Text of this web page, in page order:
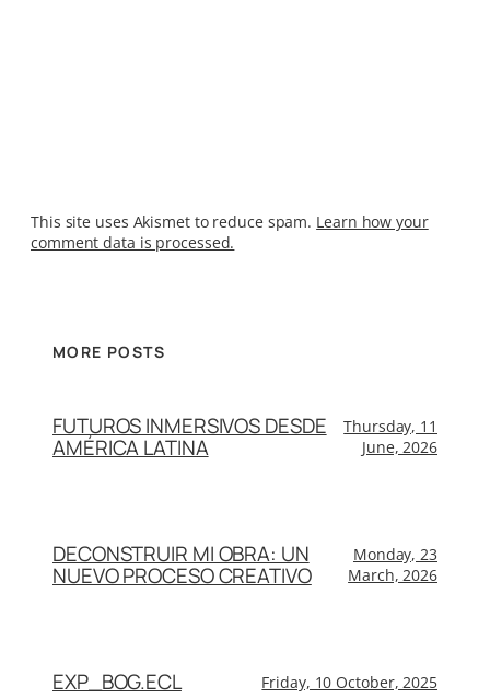
This site uses Akismet to reduce spam. Learn how your
comment data is processed.
MORE POSTS
FUTUROS INMERSIVOS DESDE
AMÉRICA LATINA
Thursday, 11
June, 2026
DECONSTRUIR MI OBRA: UN
NUEVO PROCESO CREATIVO
Monday, 23
March, 2026
EXP_BOG.ECL Friday, 10 October, 2025